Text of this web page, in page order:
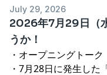
See
July 29, 2026
2026年7月29日（
うか！
・オープニングトーク
・7月28日に発生した